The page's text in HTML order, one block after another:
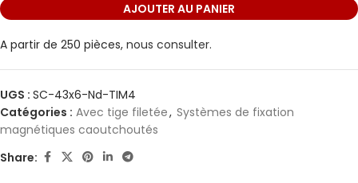
AJOUTER AU PANIER
A partir de 250 pièces, nous consulter.
UGS : SC-43x6-Nd-TIM4
Catégories : Avec tige filetée, Systèmes de fixation
magnétiques caoutchoutés
Share: